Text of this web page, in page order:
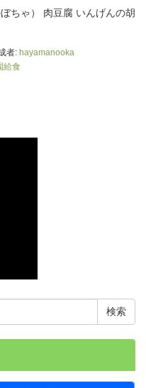
ちゃ） 肉豆腐 いんげんの胡
者: hayamanooka
給食